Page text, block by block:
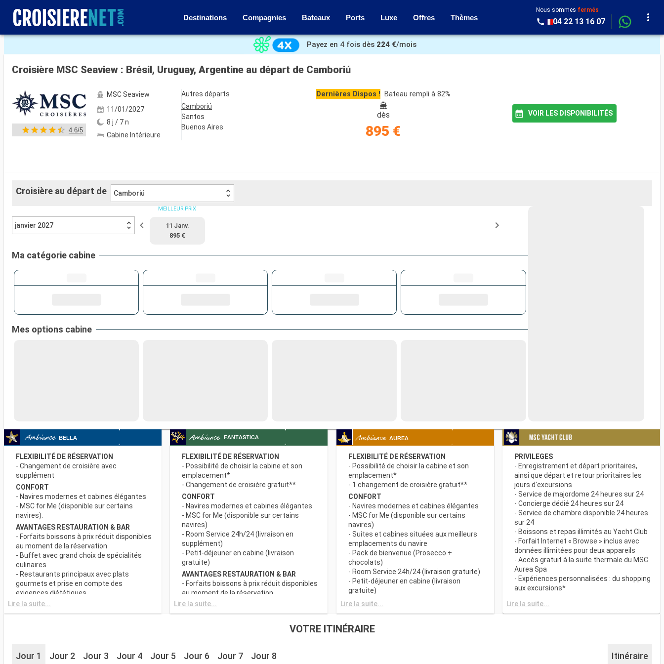
Destinations Compagnies Bateaux Ports Luxe Offres Thèmes
Nous sommes fermés
04 22 13 16 07
Voir les 78 autres photos
Payez en 4 fois dès 224 €/mois
Croisière MSC Seaview : Brésil, Uruguay, Argentine au départ de Camboriú
4.6/5
MSC Seaview
11/01/2027
8 j / 7 n
Cabine Intérieure
Autres départs
Camboriú
Santos
Buenos Aires
Dernières Dispos ! Bateau rempli à 82%
dès
895 €
VOIR LES DISPONIBILITÉS
Croisière au départ de Camboriú
janvier 2027
MEILLEUR PRIX
11 Janv.
895 €
Ma catégorie cabine
Mes options cabine
FLEXIBILITÉ DE RÉSERVATION
- Changement de croisière avec
supplément
CONFORT
- Navires modernes et cabines élégantes
- MSC for Me (disponible sur certains
navires).
AVANTAGES RESTAURATION & BAR
- Forfaits boissons à prix réduit disponibles
au moment de la réservation
- Buffet avec grand choix de spécialités
culinaires
- Restaurants principaux avec plats
gourmets et prise en compte des
exigences diététiques
SPORT ET DIVERTISSEMENTS
- Programme varié de spectacles de style
- Salle de sport équipée avec vue
panoramique
Lire la suite...
FLEXIBILITÉ DE RÉSERVATION
- Possibilité de choisir la cabine et son
emplacement*
- Changement de croisière gratuit**
CONFORT
- Navires modernes et cabines élégantes
- MSC for Me (disponible sur certains
navires)
- Room Service 24h/24 (livraison en
supplément)
- Petit-déjeuner en cabine (livraison
gratuite)
AVANTAGES RESTAURATION & BAR
- Forfaits boissons à prix réduit disponibles
au moment de la réservation
- Buffet avec grand choix de spécialités
réserve de disponibilité)
Lire la suite...
FLEXIBILITÉ DE RÉSERVATION
- Possibilité de choisir la cabine et son
emplacement*
- 1 changement de croisière gratuit**
CONFORT
- Navires modernes et cabines élégantes
- MSC for Me (disponible sur certains
navires)
- Suites et cabines situées aux meilleurs
emplacements du navire
- Pack de bienvenue (Prosecco +
chocolats)
- Room Service 24h/24 (livraison gratuite)
- Petit-déjeuner en cabine (livraison
gratuite)
AVANTAGES RESTAURATION & BAR
- Buffet avec grand choix de spécialités
Lire la suite...
PRIVILEGES
- Enregistrement et départ prioritaires,
ainsi que départ et retour prioritaires les
jours d'excursions
- Service de majordome 24 heures sur 24
- Concierge dédié 24 heures sur 24
- Service de chambre disponible 24 heures
sur 24
- Boissons et repas illimités au Yacht Club
- Forfait Internet « Browse » inclus avec
données illimitées pour deux appareils
- Accès gratuit à la suite thermale du MSC
Aurea Spa
- Expériences personnalisées : du shopping
aux excursions*
suite
- Autres attentions personnelles : service
- L’expérience la plus récompensée pour le
Lire la suite...
VOTRE ITINÉRAIRE
Jour 1 Jour 2 Jour 3 Jour 4 Jour 5 Jour 6 Jour 7 Jour 8 Itinéraire